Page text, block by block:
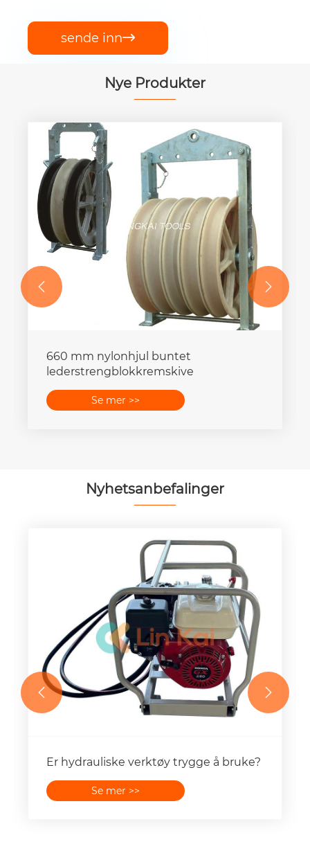
sende inn
Nye Produkter
Hydraulisk samleskinnestansemaskin
med høy kapasitet / hydraulisk
samleskinnebøyemaskin
Se mer >>
 
Nyhetsanbefalinger
Hvordan kan en ginstang forbedre
produktiviteten på arbeidsplassen
under tårnbygging?
 